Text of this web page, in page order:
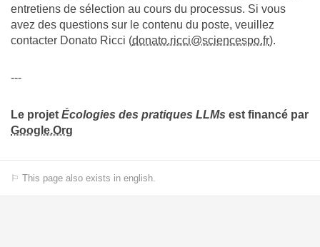
entretiens de sélection au cours du processus. Si vous
avez des questions sur le contenu du poste, veuillez
contacter Donato Ricci (donato.ricci@sciencespo.fr).
---
Le projet Écologies des pratiques LLMs est financé par
Google.Org
⚐ This page also exists in english.